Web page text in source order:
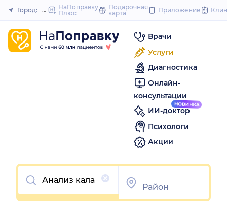
to
Закрыть
Город: ПермьНаПоправку
Плюс
Подарочная
карта
Приложение
Врачи
Услуги
Диагностика
Онлайн-
консультации
ИИ-доктор
Психологи
Акции
Очистить